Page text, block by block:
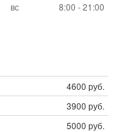
вс
8:00 - 21:00
4600 руб.
3900 руб.
5000 руб.